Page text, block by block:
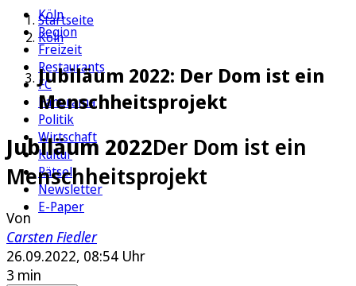
Köln
Region
Freizeit
Restaurants
FC
Panorama
Politik
Wirtschaft
Kultur
Rätsel
Newsletter
E-Paper
Startseite
Köln
Jubiläum 2022: Der Dom ist ein
Menschheitsprojekt
Jubiläum 2022Der Dom ist ein
Menschheitsprojekt
Von
Carsten Fiedler
26.09.2022, 08:54 Uhr
3 min